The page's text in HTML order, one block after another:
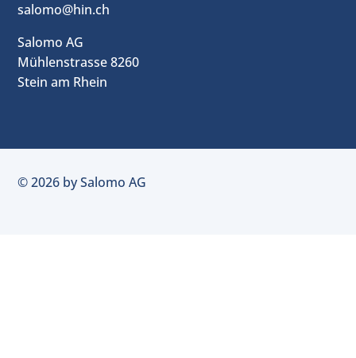
salomo@hin.ch
Salomo AG
Mühlenstrasse 8260
Stein am Rhein
© 2026 by Salomo AG